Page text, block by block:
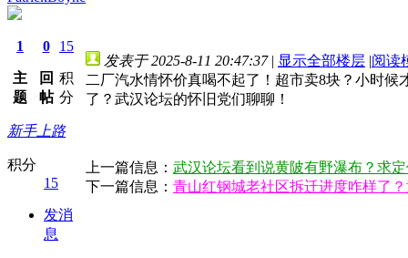
1
主
题
0
回
帖
15
积
分
新手上路
积分
15
发消
息
发表于 2025-8-11 20:47:37 | 显示全部楼层 |阅读
二厂汽水情怀价真喝不起了！超市卖8块？小时
了？武汉论坛的怀旧党们聊聊！
上一篇信息： 武汉论坛看到说黄陂有野瀑布？求
下一篇信息： 青山红钢城老社区拆迁进度咋样了